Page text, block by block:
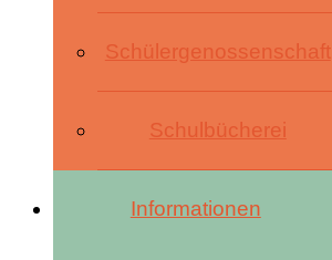
Schülergenossenschaft
Schulbücherei
Informationen